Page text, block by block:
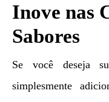
Inove nas
Sabores
Se você deseja
simplesmente